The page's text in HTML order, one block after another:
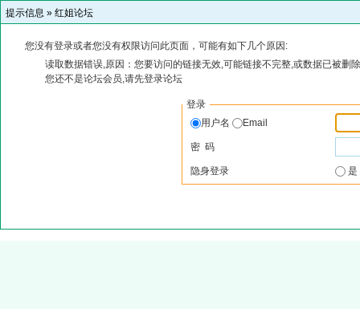
提示信息 » 红姐论坛
您没有登录或者您没有权限访问此页面，可能有如下几个原因:
读取数据错误,原因：您要访问的链接无效,可能链接不完整,或数据已被删
您还不是论坛会员,请先登录论坛
登录
用户名
Email
密 码
隐身登录